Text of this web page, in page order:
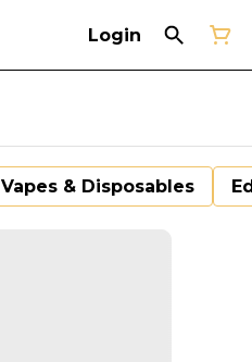
Login
Vapes & Disposables